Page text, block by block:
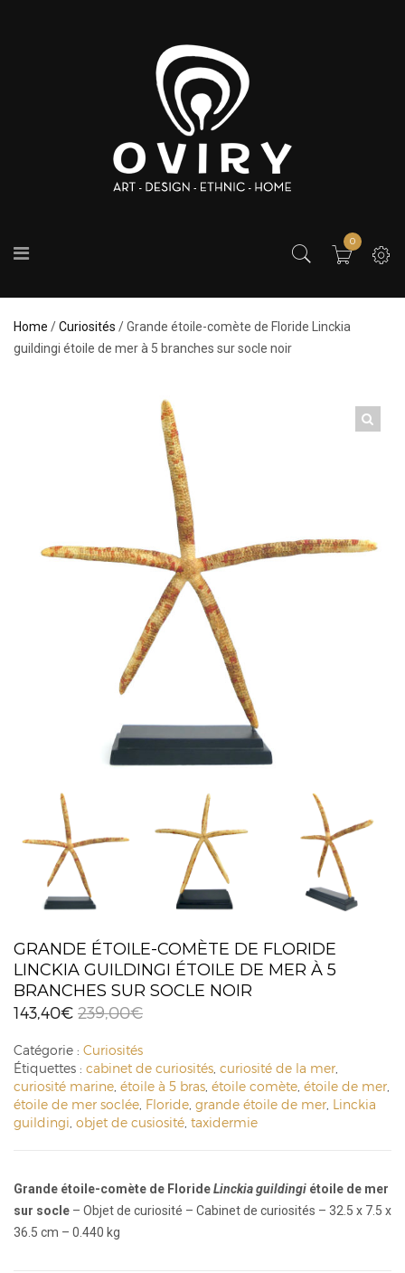
0
Home /Curiosités / Grande étoile-comète de Floride Linckia
guildingi étoile de mer à 5 branches sur socle noir
GRANDE ÉTOILE-COMÈTE DE FLORIDE
LINCKIA GUILDINGI ÉTOILE DE MER À 5
BRANCHES SUR SOCLE NOIR
239,00€
143,40€
Catégorie : Curiosités
Étiquettes : cabinet de curiosités curiosité de la mer
curiosité marine étoile à 5 bras étoile comète étoile de mer
étoile de mer soclée Floride grande étoile de mer Linckia
guildingi objet de cusiosité taxidermie
Grande étoile-comète de FlorideLinckia guildingi étoile de mer
sur socle – Objet de curiosité – Cabinet de curiosités – 32.5 x 7.5 x
36.5 cm – 0.440 kg